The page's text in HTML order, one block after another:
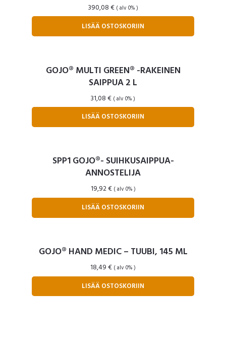
390,08€ ( alv 0% )
LISÄÄ OSTOSKORIIN
GOJO® MULTI GREEN® -RAKEINEN
SAIPPUA 2 L
31,08€ ( alv 0% )
LISÄÄ OSTOSKORIIN
SPP1 GOJO®- SUIHKUSAIPPUA-
ANNOSTELIJA
19,92€ ( alv 0% )
LISÄÄ OSTOSKORIIN
GOJO® HAND MEDIC – TUUBI, 145 ML
18,49€ ( alv 0% )
LISÄÄ OSTOSKORIIN